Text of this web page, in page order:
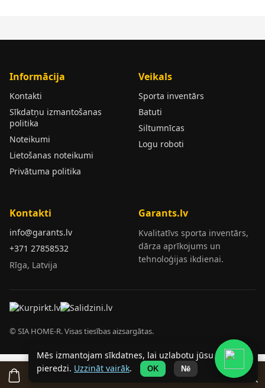
Informācija
Kontakti
Sīkdatņu izmantošanas
politika
Noteikumi
Lietošanas noteikumi
Privātuma politika
Veikals
Sporta inventārs
Batuti
Siltumnīcas
Logu roboti
Kontakti
info@garants.lv
+371 27858532
Rīga, Latvija
Garants.lv
Kvalitatīvs sporta inventārs,
dārza aprīkojums un
tehnoloģijas ikdienai.
© SIA HOME-R. Visas tiesības aizsargātas.
Mēs izmantojam sīkdatnes, lai uzlabotu jūsu
pieredzi. Uzzināt vairāk. OK Nē